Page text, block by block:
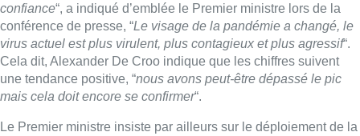
confiance“, a indiqué d’emblée le Premier ministre lors de la
conférence de presse, “Le visage de la pandémie a changé, le
virus actuel est plus virulent, plus contagieux et plus agressif“.
Cela dit, Alexander De Croo indique que les chiffres suivent
une tendance positive, “nous avons peut-être dépassé le pic
mais cela doit encore se confirmer“.
Le Premier ministre insiste par ailleurs sur le déploiement de la